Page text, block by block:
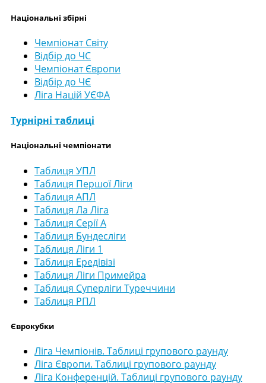
Національні збірні
Чемпіонат Світу
Відбір до ЧС
Чемпіонат Європи
Відбір до ЧЄ
Ліга Націй УЄФА
Турнірні таблиці
Національні чемпіонати
Таблиця УПЛ
Таблиця Першої Ліги
Таблиця АПЛ
Таблиця Ла Ліга
Таблиця Серії А
Таблиця Бундесліги
Таблиця Ліги 1
Таблиця Ередівізі
Таблиця Ліги Примейра
Таблиця Суперліги Туреччини
Таблиця РПЛ
Єврокубки
Ліга Чемпіонів. Таблиці групового раунду
Ліга Європи. Таблиці групового раунду
Ліга Конференцій. Таблиці групового раунду